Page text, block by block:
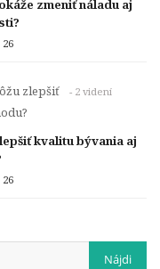
zmeniť náladu aj
26
- 2 videní
kvalitu bývania aj
26